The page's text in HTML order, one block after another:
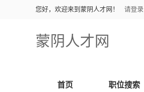
您好，欢迎来到蒙阴人才网！ 请登录
蒙阴人才网
首页 职位搜索